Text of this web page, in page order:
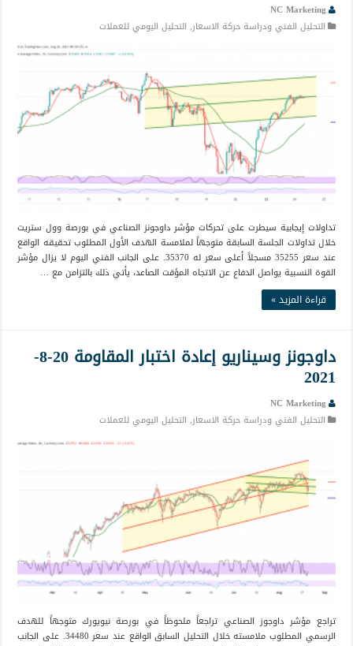
NC Marketing
التحليل الفني ودراسة حركة الاسعار, التحليل اليومي للعملات
تداولات إيجابية سيطرت على تحركات مؤشر داوجونز الصناعي في بورصة وول ستريت
خلال تداولات الجلسة السابقة متوجهاً لملامسة الهدف الأول المطلوب تحقيقه الواقع
عند سعر 35255 مسجلاً أعلى سعر له 35370. على الجانب الفني اليوم لا يزال مؤشر
القوة النسبية يواصل الدفاع عن الاتجاه المؤقت الصاعد، يأتي ذلك بالتزامن مع …
قراءة المزيد »
داوجونز وسيناريو إعادة اختبار المقاومة 20-8-
2021
NC Marketing
التحليل الفني ودراسة حركة الاسعار, التحليل اليومي للعملات
تراجع مؤشر داوجوز الصناعي تراجعاً ملحوظاً في بورصة نيويورك متوجهاً للهدف
الرسمي المطلوب ملامسته خلال التحليل السابق الواقع عند سعر 34480. على الجانب